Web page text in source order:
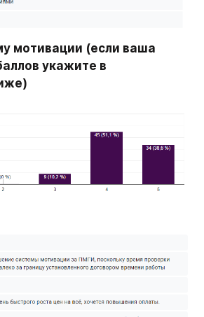
мотивации (если ваша
укажите в